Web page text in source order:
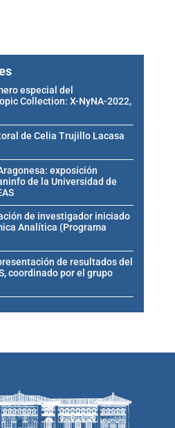
especial del
Collection: X-NyNA-2022,
de Celia Trujillo Lacasa
exposición
de la Universidad de
de investigador iniciado
Analítica (Programa
de resultados del
coordinado por el grupo